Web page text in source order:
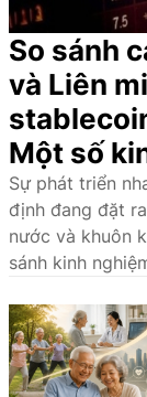
So sánh
và Liên
Một số
Sự phát triển
định đang đặt
nước và khuôn
sánh kinh
pháp luật về